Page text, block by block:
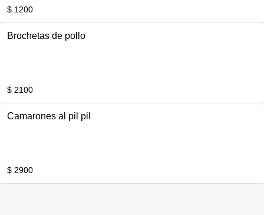
$ 1200
Brochetas de pollo
$ 2100
Camarones al pil pil
$ 2900